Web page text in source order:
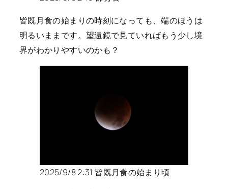
皆既月食の始まりの時刻になっても、端のほうは
明るいままです。望遠鏡で見ていればもう少し境
界がわかりやすいのかも？
2025/9/8 2:31 皆既月食の始まり頃